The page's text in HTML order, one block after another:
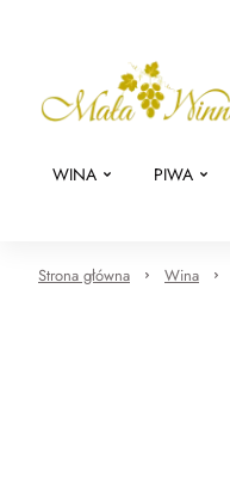
WINA PIWA
Strona główna Wina